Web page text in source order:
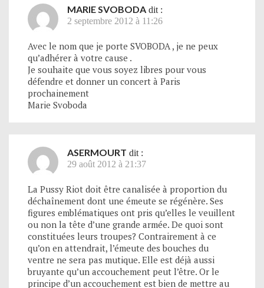
MARIE SVOBODA dit :
2 septembre 2012 à 11:26
Avec le nom que je porte SVOBODA , je ne peux
qu’adhérer à votre cause .
Je souhaite que vous soyez libres pour vous
défendre et donner un concert à Paris
prochainement
Marie Svoboda
ASERMOURT dit :
29 août 2012 à 21:37
La Pussy Riot doit être canalisée à proportion du
déchaînement dont une émeute se régénère. Ses
figures emblématiques ont pris qu’elles le veuillent
ou non la tête d’une grande armée. De quoi sont
constituées leurs troupes? Contrairement à ce
qu’on en attendrait, l’émeute des bouches du
ventre ne sera pas mutique. Elle est déjà aussi
bruyante qu’un accouchement peut l’être. Or le
principe d’un accouchement est bien de mettre au